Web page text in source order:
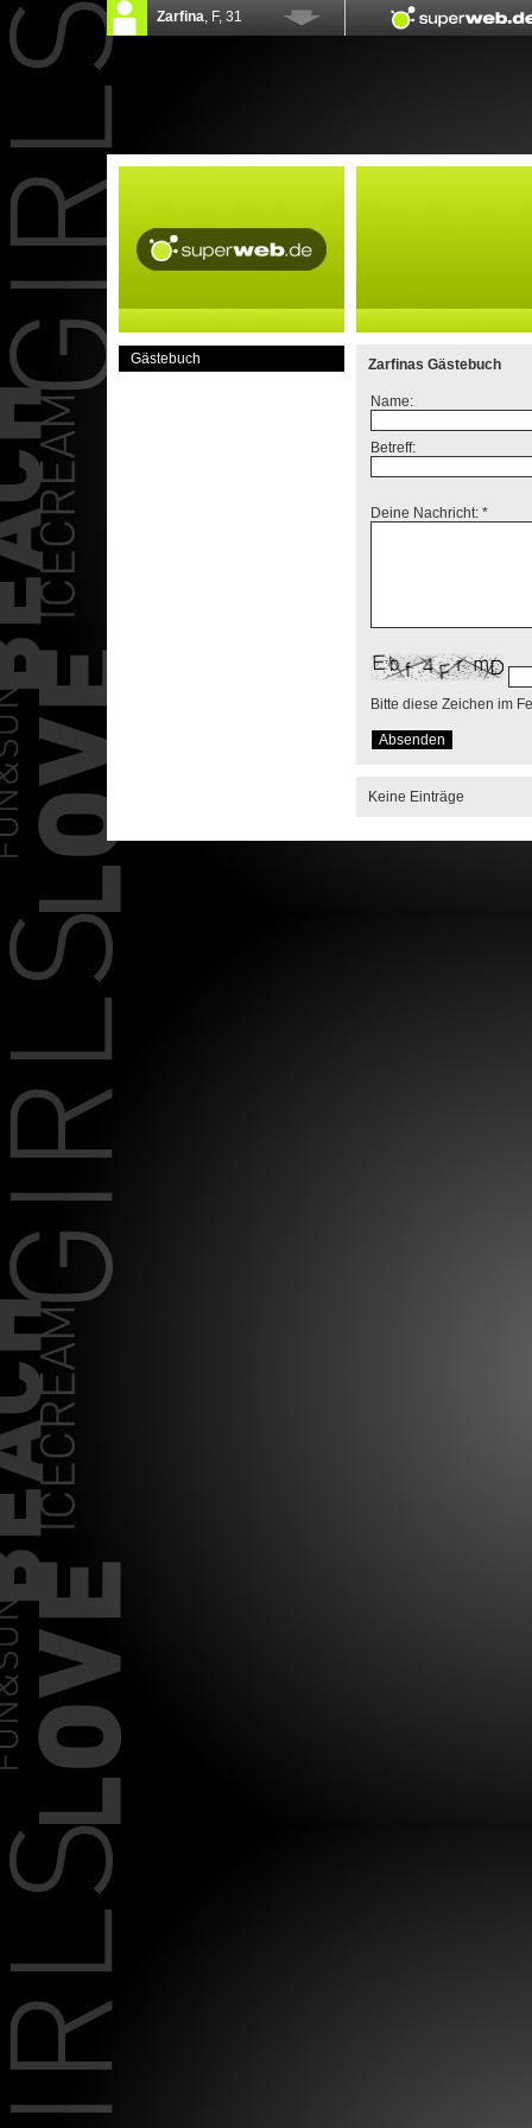
Gästebuch Zarfinas Gästebuch
Name:
Betreff:
Deine Nachricht: *
Bitte diese Zeichen im
Keine Einträge